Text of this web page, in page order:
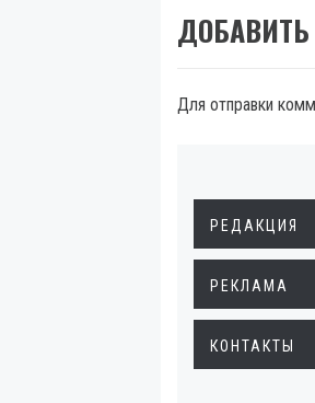
Для отправки
РЕДАКЦИЯ
РЕКЛАМА
КОНТАКТЫ